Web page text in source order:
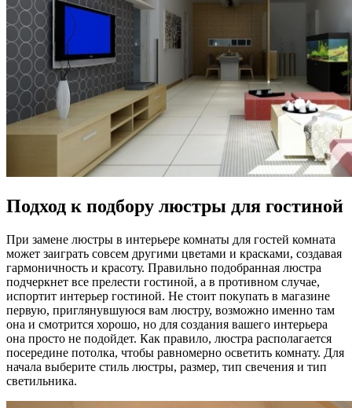
Подход к подбору люстры для гостиной
При замене люстры в интерьере комнаты для гостей комната
может заиграть совсем другими цветами и красками, создавая
гармоничность и красоту. Правильно подобранная люстра
подчеркнет все прелести гостиной, а в противном случае,
испортит интерьер гостиной. Не стоит покупать в магазине
первую, приглянувшуюся вам люстру, возможно именно там
она и смотрится хорошо, но для создания вашего интерьера
она просто не подойдет. Как правило, люстра располагается
посередине потолка, чтобы равномерно осветить комнату. Для
начала выберите стиль люстры, размер, тип свечения и тип
светильника.